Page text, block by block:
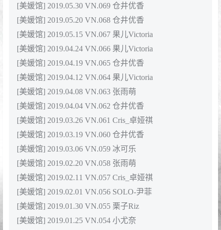
[美媛馆] 2019.05.30 VN.069 仓井优香
[美媛馆] 2019.05.20 VN.068 仓井优香
[美媛馆] 2019.05.15 VN.067 果儿Victoria
[美媛馆] 2019.04.24 VN.066 果儿Victoria
[美媛馆] 2019.04.19 VN.065 仓井优香
[美媛馆] 2019.04.12 VN.064 果儿Victoria
[美媛馆] 2019.04.08 VN.063 张雨萌
[美媛馆] 2019.04.04 VN.062 仓井优香
[美媛馆] 2019.03.26 VN.061 Cris_卓娅祺
[美媛馆] 2019.03.19 VN.060 仓井优香
[美媛馆] 2019.03.06 VN.059 冰可乐
[美媛馆] 2019.02.20 VN.058 张雨萌
[美媛馆] 2019.02.11 VN.057 Cris_卓娅祺
[美媛馆] 2019.02.01 VN.056 SOLO-尹菲
[美媛馆] 2019.01.30 VN.055 栗子Riz
[美媛馆] 2019.01.25 VN.054 小尤奈